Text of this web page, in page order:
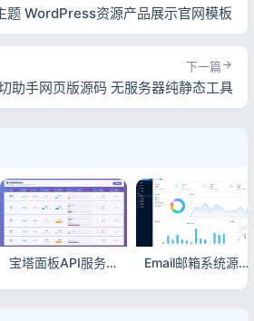
WordPress资源产品展示官网模板
下一篇
助手网页版源码 无服务器纯静态工具
宝塔面板API服务器监控源码分享｜一键部署监控工具免费下载 Email邮箱系统源码 支持Resend发信+TG转发 多域名无限邮箱创建